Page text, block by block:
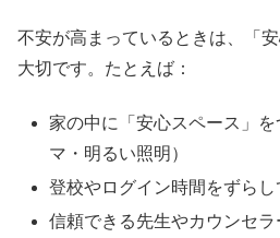
不安が高まっているときは、「
大切です。たとえば：
家の中に「安心スペース」
マ・明るい照明）
登校やログイン時間をずら
信頼できる先生やカウンセラ